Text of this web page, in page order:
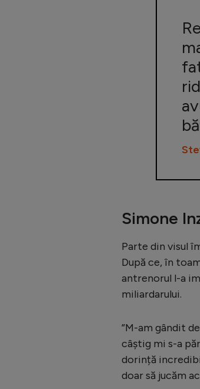
Simone
Parte din visul
După ce, în
antrenorul l-a
miliardarului.
”M-am gândit
câștig mi s-a
dorință
doar să jucăm